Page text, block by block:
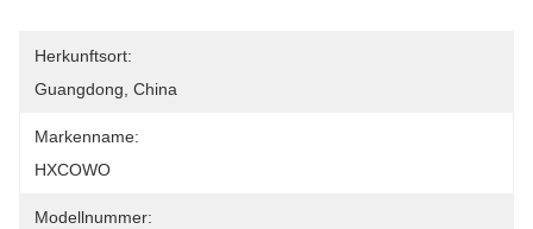
Herkunftsort:
Guangdong, China
Markenname:
HXCOWO
Modellnummer: